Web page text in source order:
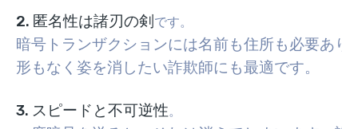
2. 匿名性は諸刃の剣 です。
暗号トランザクションには名前も住所も必要
形もなく姿を消したい詐欺師にも最適です。
3. スピードと不可逆性。